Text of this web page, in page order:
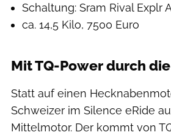
Schaltung: Sram Rival Explr
ca. 14,5 Kilo, 7500 Euro
Mit TQ-Power durch
Statt auf einen
Schweizer im Silence eRide
Mittelmotor. Der kommt von